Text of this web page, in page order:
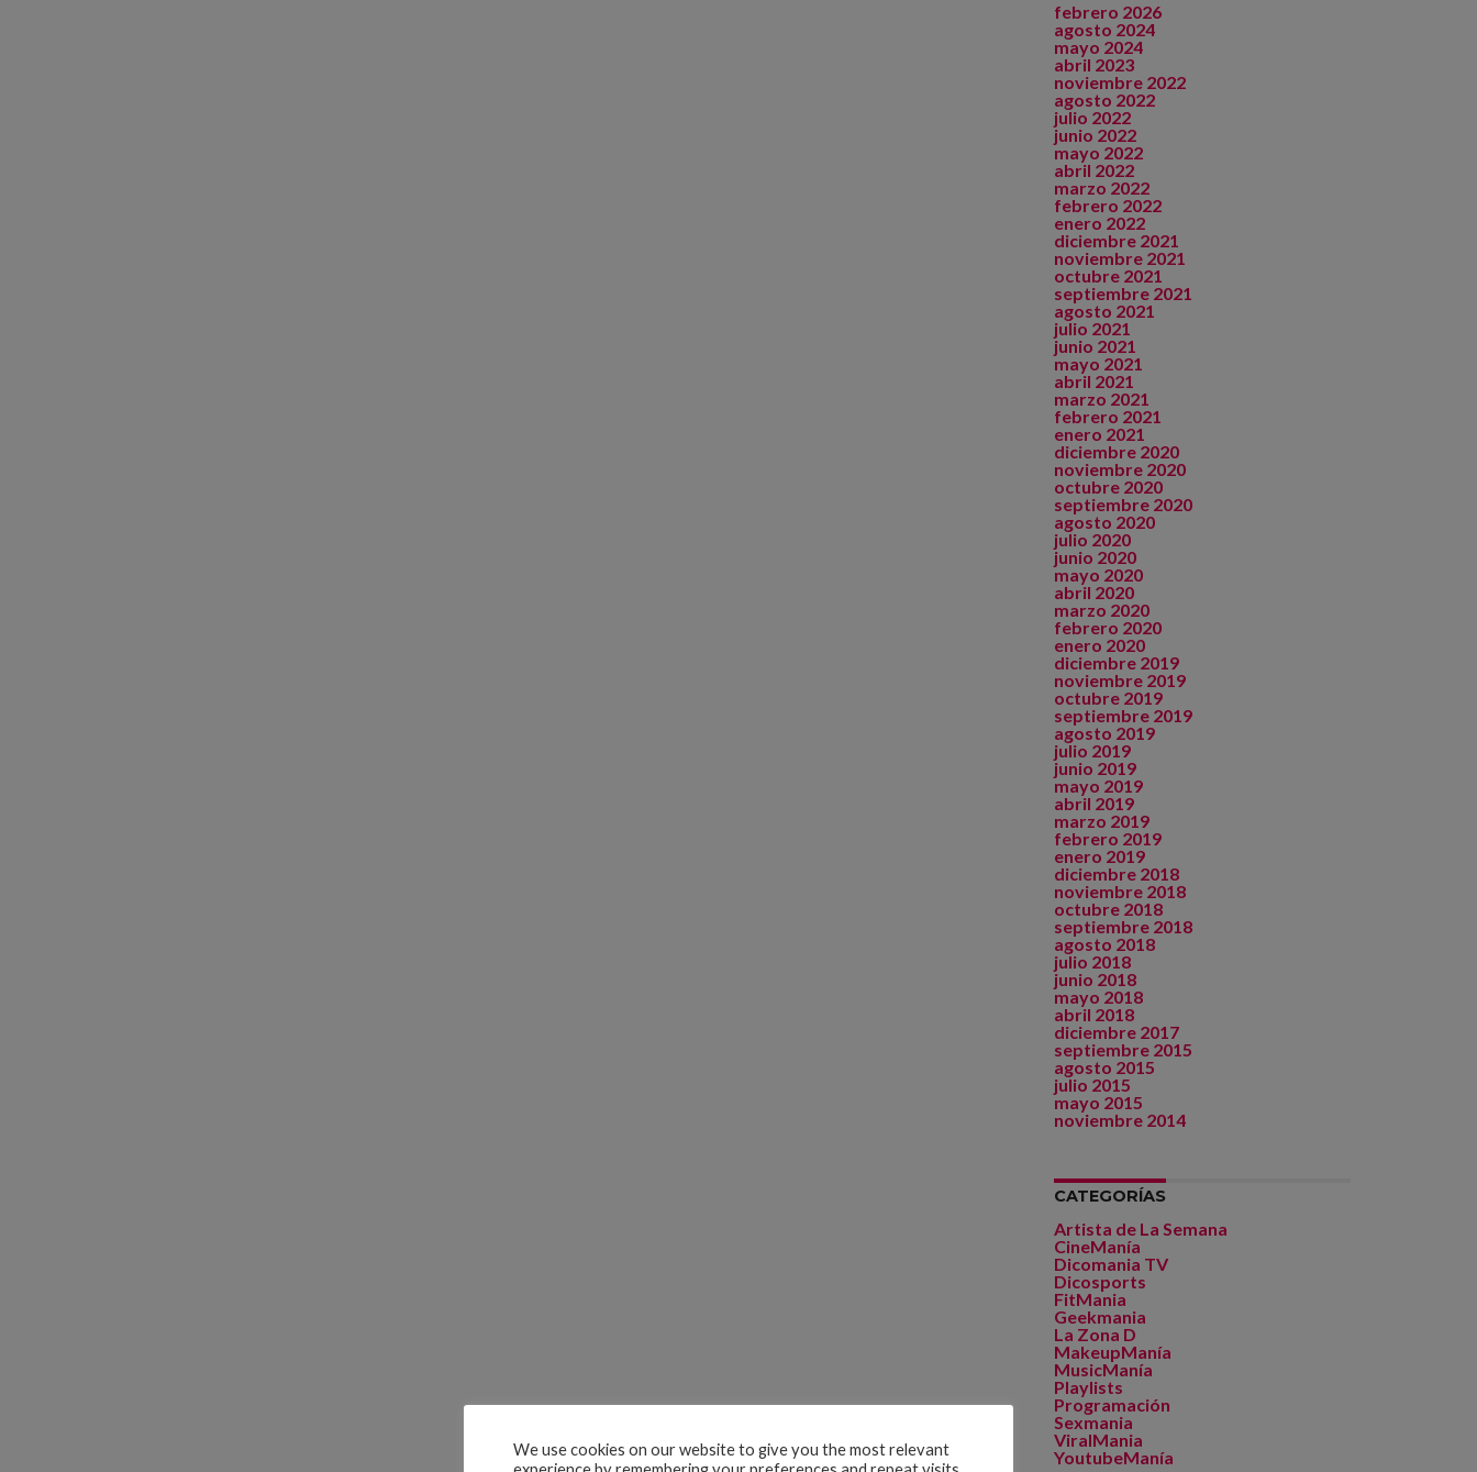
febrero 2026
agosto 2024
mayo 2024
abril 2023
noviembre 2022
agosto 2022
julio 2022
junio 2022
mayo 2022
abril 2022
marzo 2022
febrero 2022
enero 2022
diciembre 2021
noviembre 2021
octubre 2021
septiembre 2021
agosto 2021
julio 2021
junio 2021
mayo 2021
abril 2021
marzo 2021
febrero 2021
enero 2021
diciembre 2020
noviembre 2020
octubre 2020
septiembre 2020
agosto 2020
julio 2020
junio 2020
mayo 2020
abril 2020
marzo 2020
febrero 2020
enero 2020
diciembre 2019
noviembre 2019
octubre 2019
septiembre 2019
agosto 2019
julio 2019
junio 2019
mayo 2019
abril 2019
marzo 2019
febrero 2019
enero 2019
diciembre 2018
noviembre 2018
octubre 2018
septiembre 2018
agosto 2018
julio 2018
junio 2018
mayo 2018
abril 2018
diciembre 2017
septiembre 2015
agosto 2015
julio 2015
mayo 2015
noviembre 2014
CATEGORÍAS
Artista de La Semana
CineManía
Dicomania TV
Dicosports
FitMania
Geekmania
La Zona D
MakeupManía
MusicManía
Playlists
Programación
Sexmania
ViralMania
YoutubeManía
We use cookies on our website to give you the most relevant